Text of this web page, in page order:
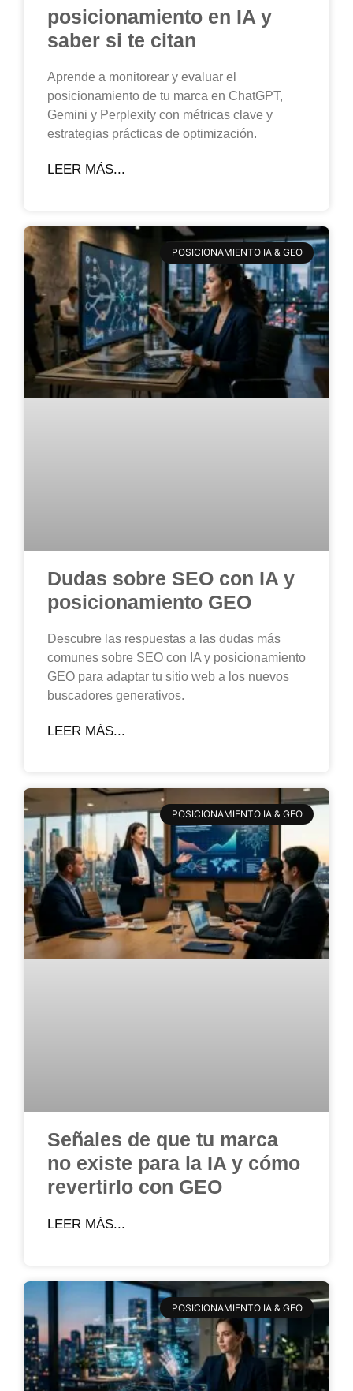
posicionamiento en IA y
saber si te citan
Aprende a monitorear y evaluar el
posicionamiento de tu marca en ChatGPT,
Gemini y Perplexity con métricas clave y
estrategias prácticas de optimización.
LEER MÁS...
POSICIONAMIENTO IA & GEO
Dudas sobre SEO con IA y
posicionamiento GEO
Descubre las respuestas a las dudas más
comunes sobre SEO con IA y posicionamiento
GEO para adaptar tu sitio web a los nuevos
buscadores generativos.
LEER MÁS...
POSICIONAMIENTO IA & GEO
Señales de que tu marca
no existe para la IA y cómo
revertirlo con GEO
LEER MÁS...
POSICIONAMIENTO IA & GEO